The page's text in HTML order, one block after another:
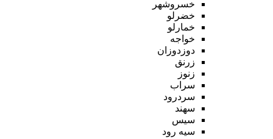
خسروشهر
خضرلو
خمارلو
خواجه
دوزدوزان
زرنق
زنوز
سراب
سردرود
سهند
سیس
سیه رود